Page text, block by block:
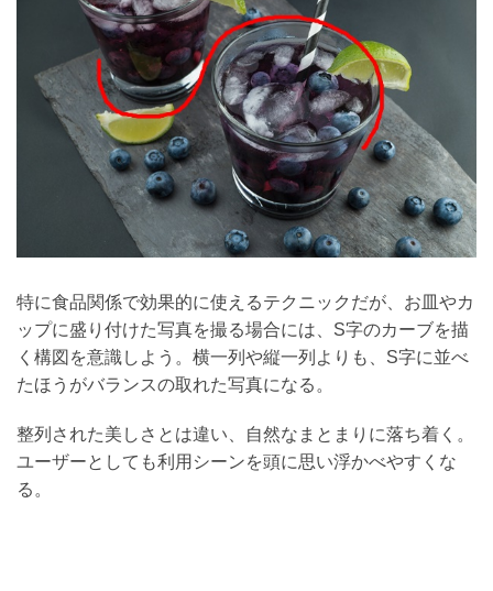
特に食品関係で効果的に使えるテクニックだが、お皿やカ
ップに盛り付けた写真を撮る場合には、S字のカーブを描
く構図を意識しよう。横一列や縦一列よりも、S字に並べ
たほうがバランスの取れた写真になる。
整列された美しさとは違い、自然なまとまりに落ち着く。
ユーザーとしても利用シーンを頭に思い浮かべやすくな
る。